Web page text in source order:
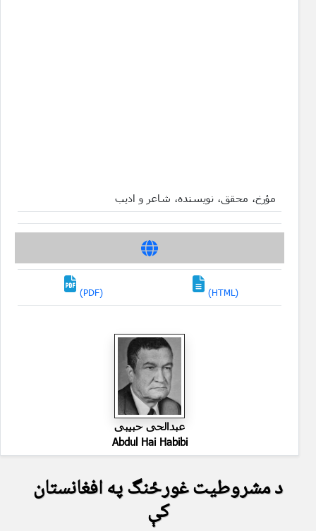
مؤرخ، محقق، نویسنده، شاعر و ادیب
(PDF) (HTML)
عبدالحی حبیبی
Abdul Hai Habibi
د مشروطیت غورځنگ په افغانستان
کې